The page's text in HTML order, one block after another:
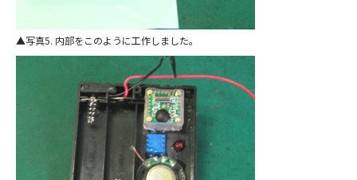
写真5. 内部をこのように工作しました。